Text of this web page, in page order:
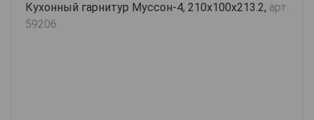
Кухонный гарнитур Муссон-4, 210х100х213.2, арт.
59206